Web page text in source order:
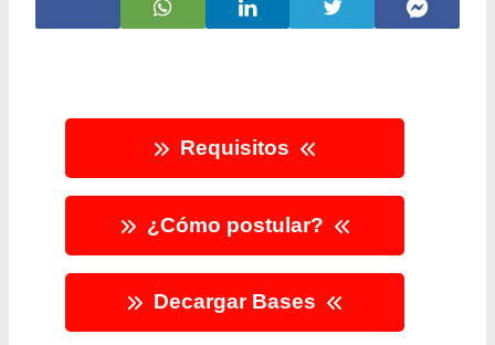
Requisitos
¿Cómo postular?
Decargar Bases